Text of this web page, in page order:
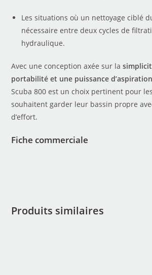
Les situations où un nettoyage ciblé
nécessaire entre deux cycles de
hydraulique.
Avec une conception axée sur la
portabilité et une puissance
Scuba 800 est un choix pertinent pour
souhaitent garder leur bassin propre
d’effort.
Fiche commerciale
Produits similaires